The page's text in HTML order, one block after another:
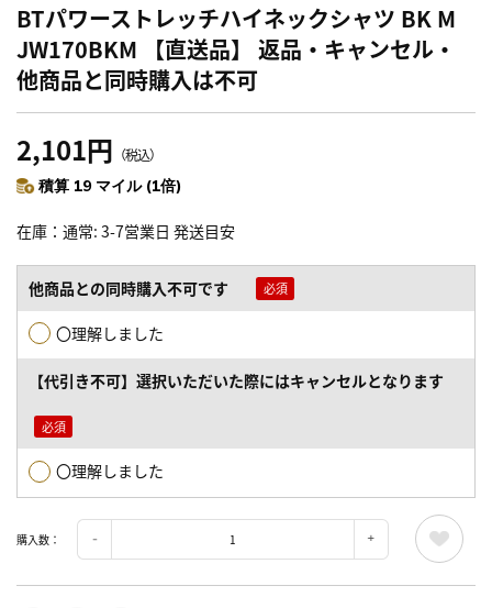
BTパワーストレッチハイネックシャツ BK M
JW170BKM 【直送品】 返品・キャンセル・
他商品と同時購入は不可
2,101円 （税込）
積算 19 マイル (1倍)
在庫 通常: 3-7営業日 発送目安
他商品との同時購入不可です
〇理解しました
【代引き不可】選択いただいた際にはキャンセルとなります
〇理解しました
購入数：